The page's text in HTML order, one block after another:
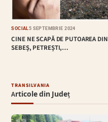
SOCIAL 5 SEPTEMBRIE 2024
CINE NE SCAPĂ DE PUTOAREA DIN
SEBEȘ, PETREȘTI,…
TRANSILVANIA
Articole din Județ